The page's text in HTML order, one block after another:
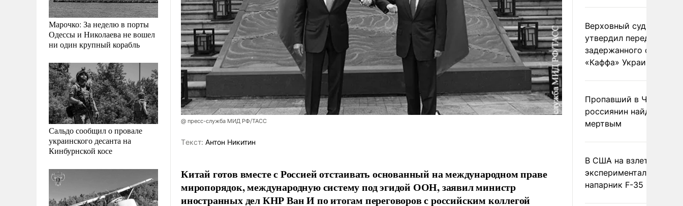
Марочко: За неделю в порты
Одессы и Николаева не вошел
ни один крупный корабль
Сальдо сообщил о провале
украинского десанта на
Кинбурнской косе
@ пресс-служба МИД РФ/ТАСС
Tекст: Антон Никитин
Китай готов вместе с Россией отстаивать основанный на международном праве
миропорядок, международную систему под эгидой ООН, заявил министр
иностранных дел КНР Ван И по итогам переговоров с российским коллегой
Верховный суд Швеции
утвердил передачу
задержанного
«Каффа» Украине
Пропавший в
россиянин найден
мертвым
В США на взлете
экспериментальный
напарник F-35